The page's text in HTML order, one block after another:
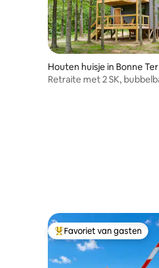
Houten huisje in Bonne
Retraite met 2 SK,
Topfavoriet van gasten
Favoriet van gasten